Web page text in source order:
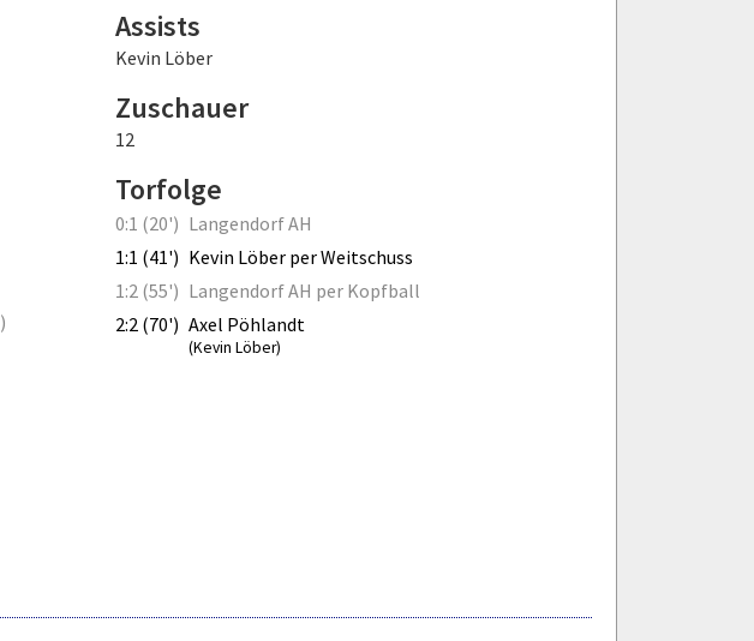
)
Assists
Kevin Löber
Zuschauer
12
Torfolge
0:1 (20') Langendorf AH
1:1 (41') Kevin Löber per Weitschuss
1:2 (55') Langendorf AH per Kopfball
2:2 (70') Axel Pöhlandt
(Kevin Löber)